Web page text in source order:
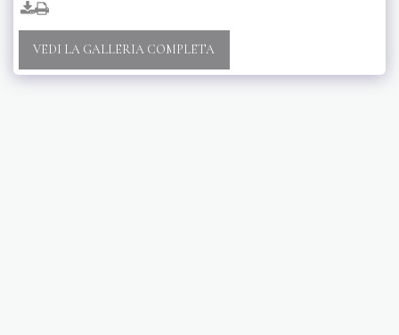
VEDI LA GALLERIA COMPLETA